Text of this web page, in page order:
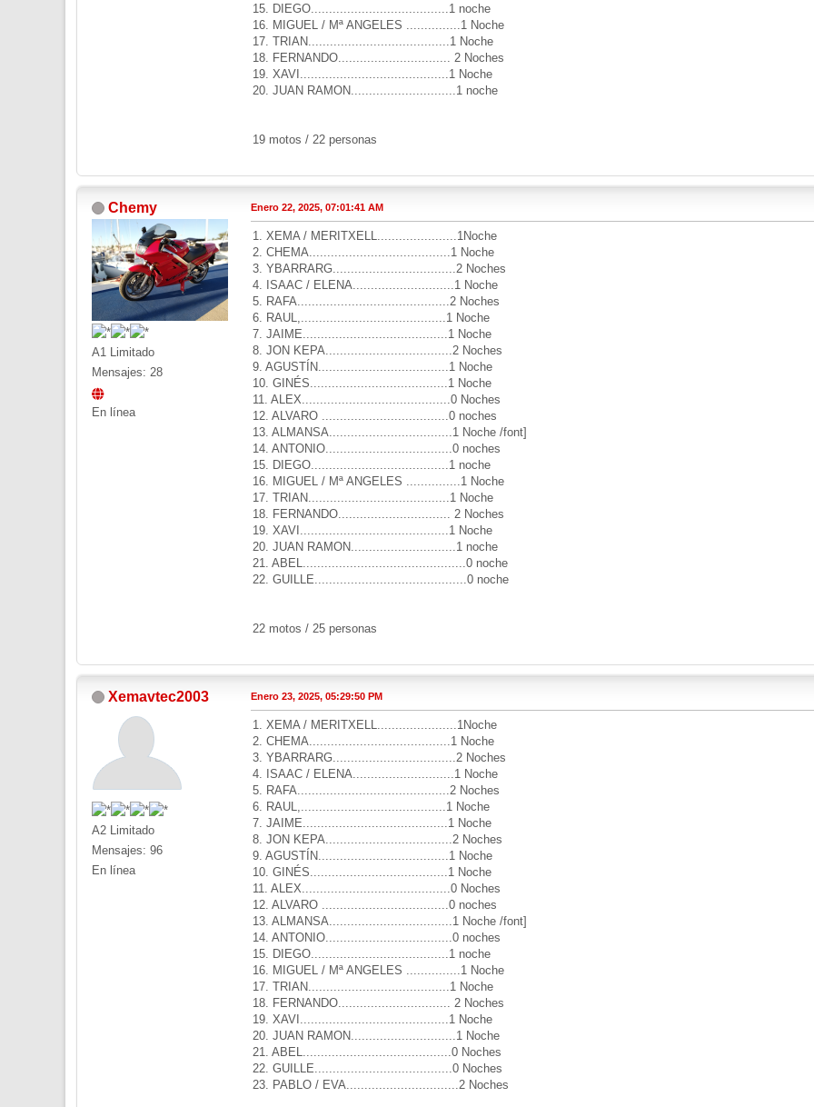
15. DIEGO......................................1 noche
16. MIGUEL / Mª ANGELES ...............1 Noche
17. TRIAN.......................................1 Noche
18. FERNANDO............................... 2 Noches
19. XAVI.........................................1 Noche
20. JUAN RAMON.............................1 noche
19 motos / 22 personas
Chemy
A1 Limitado
Mensajes: 28
En línea
Enero 22, 2025, 07:01:41 AM
1. XEMA / MERITXELL......................1Noche
2. CHEMA.......................................1 Noche
3. YBARRARG..................................2 Noches
4. ISAAC / ELENA............................1 Noche
5. RAFA..........................................2 Noches
6. RAUL,........................................1 Noche
7. JAIME........................................1 Noche
8. JON KEPA...................................2 Noches
9. AGUSTÍN....................................1 Noche
10. GINÉS......................................1 Noche
11. ALEX.........................................0 Noches
12. ALVARO ...................................0 noches
13. ALMANSA..................................1 Noche /font]
14. ANTONIO...................................0 noches
15. DIEGO......................................1 noche
16. MIGUEL / Mª ANGELES ...............1 Noche
17. TRIAN.......................................1 Noche
18. FERNANDO............................... 2 Noches
19. XAVI.........................................1 Noche
20. JUAN RAMON.............................1 noche
21. ABEL.............................................0 noche
22. GUILLE..........................................0 noche
22 motos / 25 personas
Xemavtec2003
A2 Limitado
Mensajes: 96
En línea
Enero 23, 2025, 05:29:50 PM
1. XEMA / MERITXELL......................1Noche
2. CHEMA.......................................1 Noche
3. YBARRARG..................................2 Noches
4. ISAAC / ELENA............................1 Noche
5. RAFA..........................................2 Noches
6. RAUL,........................................1 Noche
7. JAIME........................................1 Noche
8. JON KEPA...................................2 Noches
9. AGUSTÍN....................................1 Noche
10. GINÉS......................................1 Noche
11. ALEX.........................................0 Noches
12. ALVARO ...................................0 noches
13. ALMANSA..................................1 Noche /font]
14. ANTONIO...................................0 noches
15. DIEGO......................................1 noche
16. MIGUEL / Mª ANGELES ...............1 Noche
17. TRIAN.......................................1 Noche
18. FERNANDO............................... 2 Noches
19. XAVI.........................................1 Noche
20. JUAN RAMON.............................1 Noche
21. ABEL.........................................0 Noches
22. GUILLE......................................0 Noches
23. PABLO / EVA...............................2 Noches